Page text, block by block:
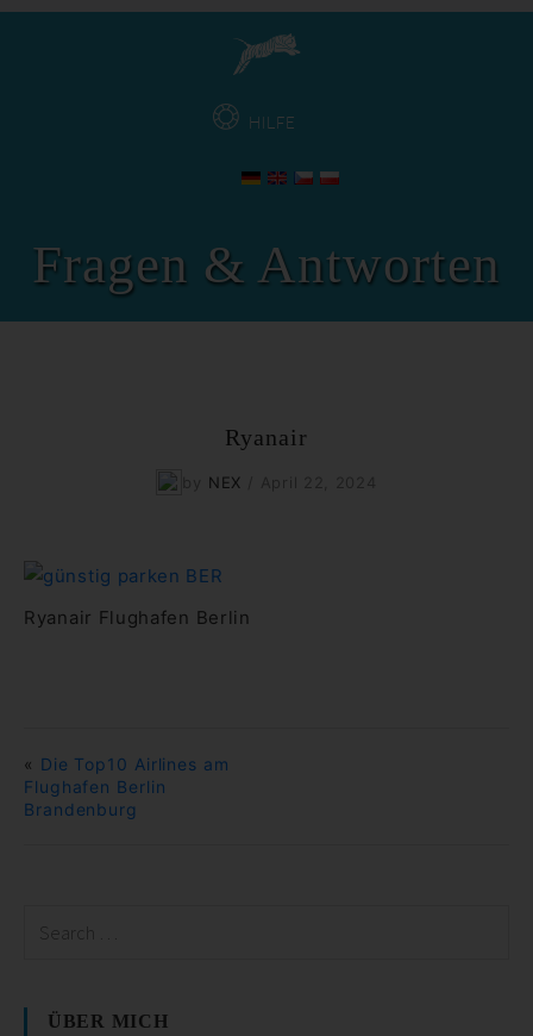
HILFE
Fragen & Antworten
Ryanair
NEX
Ryanair Flughafen Berlin
« Die Top10 Airlines am
Flughafen Berlin
Brandenburg
ÜBER MICH